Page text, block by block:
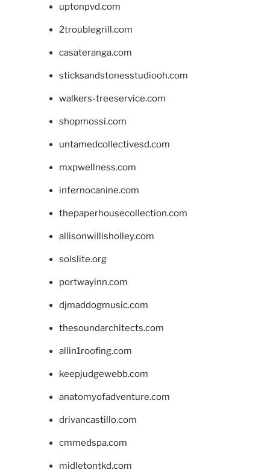
uptonpvd.com
2troublegrill.com
casateranga.com
sticksandstonesstudiooh.com
walkers-treeservice.com
shopmossi.com
untamedcollectivesd.com
mxpwellness.com
infernocanine.com
thepaperhousecollection.com
allisonwillisholley.com
solslite.org
portwayinn.com
djmaddogmusic.com
thesoundarchitects.com
allin1roofing.com
keepjudgewebb.com
anatomyofadventure.com
drivancastillo.com
cmmedspa.com
midletontkd.com